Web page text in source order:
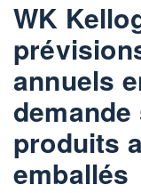
WK
annuels
produits
emballés